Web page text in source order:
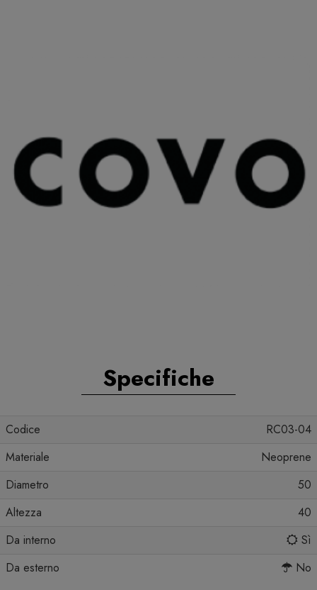
Specifiche
Codice
RC03-04
Materiale
Neoprene
Diametro
50
Altezza
40
Da interno
Sì
Da esterno
No